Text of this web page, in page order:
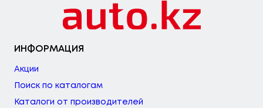
ИНФОРМАЦИЯ
Акции
Поиск по каталогам
Каталоги от производителей